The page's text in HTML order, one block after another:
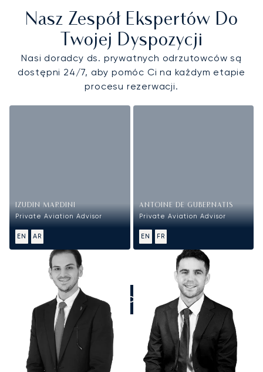
Nasz Zespół Ekspertów Do
Twojej Dyspozycji
Nasi doradcy ds. prywatnych odrzutowców są
dostępni 24/7, aby pomóc Ci na każdym etapie
procesu rezerwacji.
IZUDIN MARDINI
Private Aviation Advisor
EN AR
ANTOINE DE GUBERNATIS
Private Aviation Advisor
EN FR
ZADZWOŃCIE DO NAS